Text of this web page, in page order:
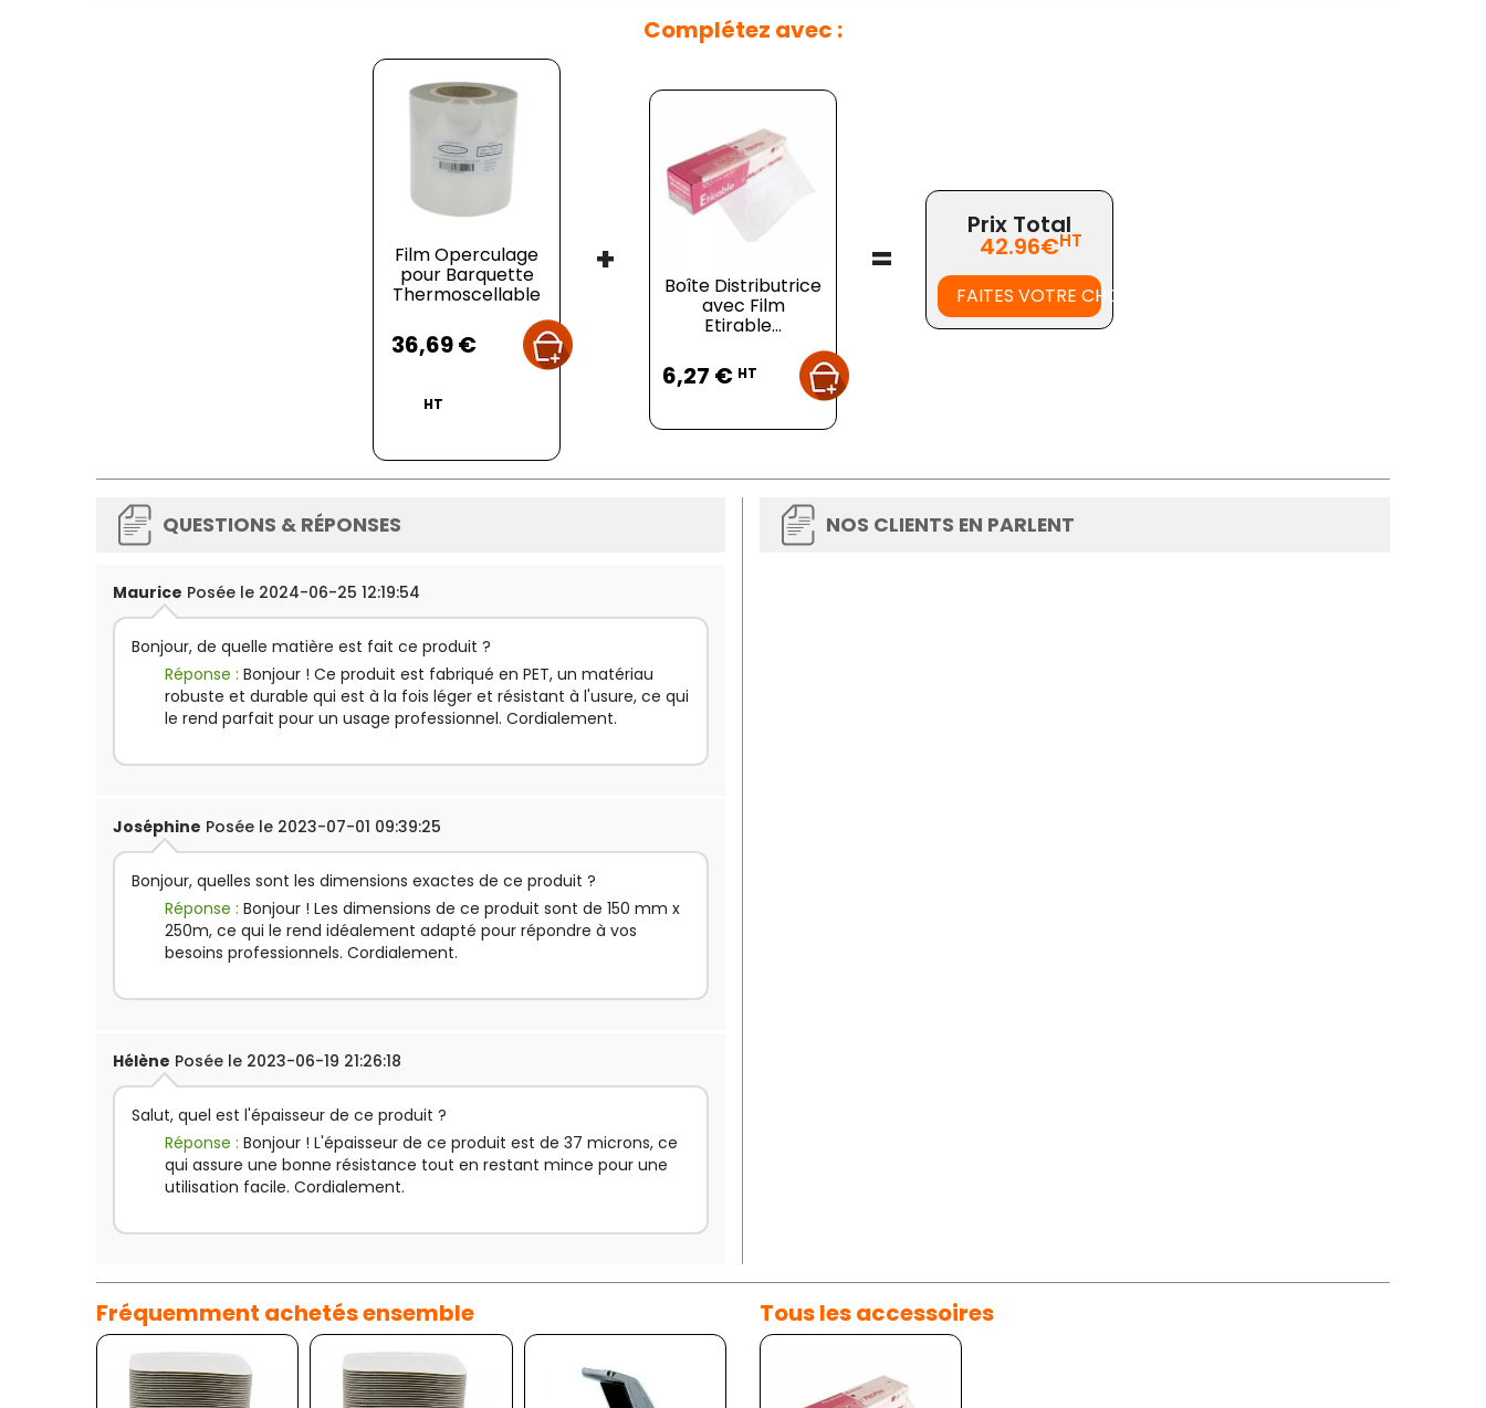
Complétez avec :
Film Operculage
pour Barquette
Thermoscellable
36,69 €
HT
+
Boîte Distributrice
avec Film
Etirable...
6,27 € HT
=
Prix Total
42.96€HT
FAITES VOTRE CHOIX
QUESTIONS & RÉPONSES
Maurice Posée le 2024-06-25 12:19:54
Bonjour, de quelle matière est fait ce produit ?
Réponse : Bonjour ! Ce produit est fabriqué en PET, un matériau
robuste et durable qui est à la fois léger et résistant à l'usure, ce qui
le rend parfait pour un usage professionnel. Cordialement.
Joséphine Posée le 2023-07-01 09:39:25
Bonjour, quelles sont les dimensions exactes de ce produit ?
Réponse : Bonjour ! Les dimensions de ce produit sont de 150 mm x
250m, ce qui le rend idéalement adapté pour répondre à vos
besoins professionnels. Cordialement.
Hélène Posée le 2023-06-19 21:26:18
Salut, quel est l'épaisseur de ce produit ?
Réponse : Bonjour ! L'épaisseur de ce produit est de 37 microns, ce
qui assure une bonne résistance tout en restant mince pour une
utilisation facile. Cordialement.
NOS CLIENTS EN PARLENT
Fréquemment achetés ensemble Tous les accessoires